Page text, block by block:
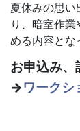
夏休みの思い
り、暗室作
める内容とな
お申込み、
→ワークシ